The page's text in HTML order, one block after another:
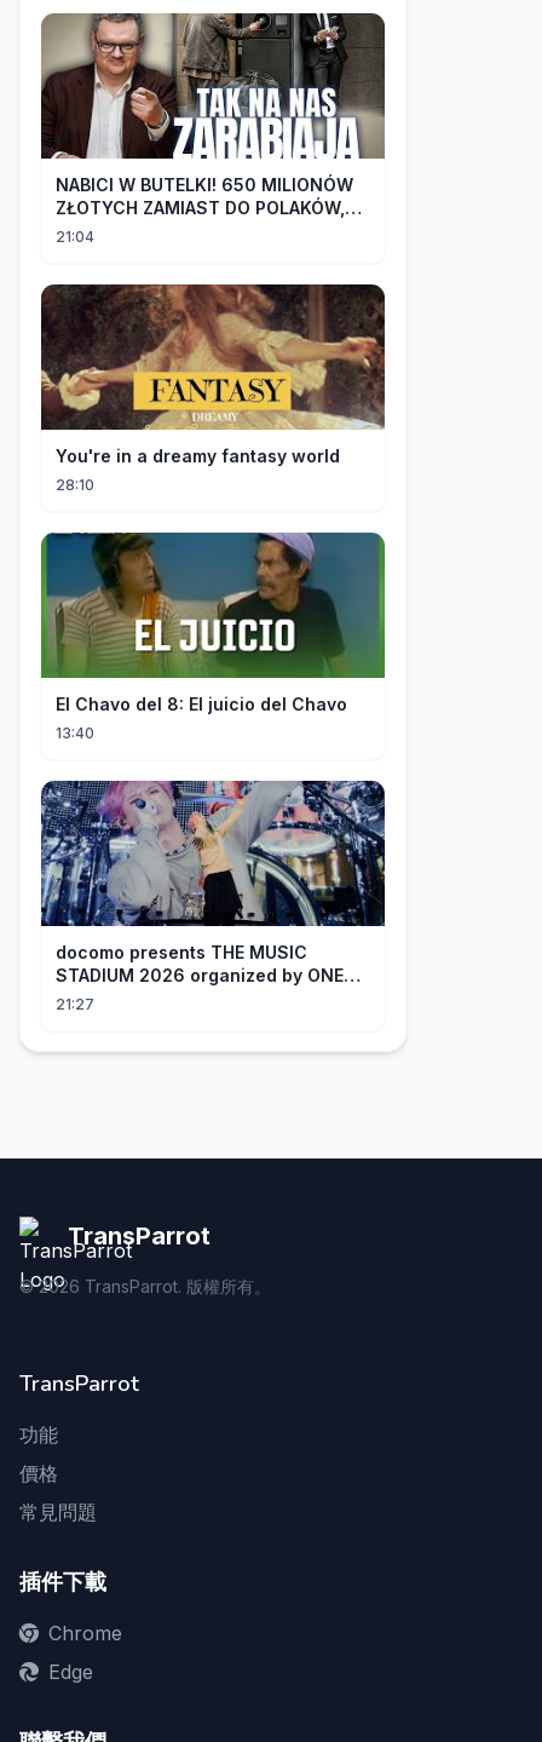
NABICI W BUTELKI! 650 MILIONÓW
ZŁOTYCH ZAMIAST DO POLAKÓW,
TRAFIŁO DO LOBBYSTÓW | Radek
21:04
You're in a dreamy fantasy world
28:10
El Chavo del 8: El juicio del Chavo
13:40
docomo presents THE MUSIC
STADIUM 2026 organized by ONE
OK ROCK [Recap]
21:27
TransParrot
©2026 TransParrot. 版權所有。
TransParrot
功能
價格
常見問題
插件下載
Chrome
Edge